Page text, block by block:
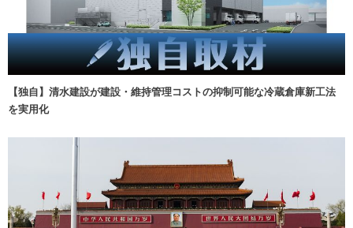
【独自】清水建設が建設・維持管理コストの抑制可能な冷蔵倉庫新工法
を実用化